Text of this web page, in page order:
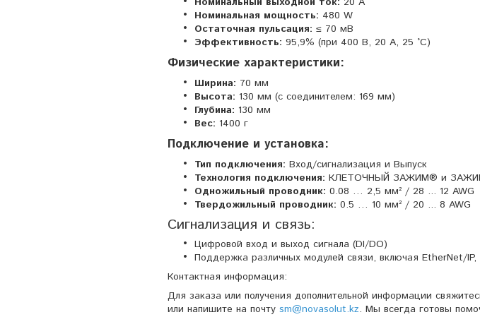
Номинальная мощность: 480 W
Остаточная пульсация: ≤ 70 мВ
Эффективность: 95,9% (при 400 В, 20 А, 25 °C)
Физические характеристики:
Ширина: 70 мм
Высота: 130 мм (с соединителем: 169 мм)
Глубина: 130 мм
Вес: 1400 г
Подключение и установка:
Тип подключения: Вход/сигнализация и Выпуск
Технология подключения: КЛЕТОЧНЫЙ ЗАЖИМ® и
Одножильный проводник: 0.08 … 2,5 мм² / 28 ... 12 AWG
Твердожильный проводник: 0.5 … 10 мм² / 20 ... 8 AWG
Сигнализация и связь:
Цифровой вход и выход сигнала (DI/DO)
Поддержка различных модулей связи, включая EtherNet/IP,
Контактная информация:
Для заказа или получения дополнительной информации
или напишите на почту sm@novasolut.kz. Мы всегда готовы